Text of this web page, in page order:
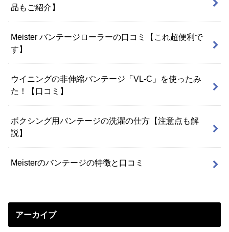
品もご紹介】
Meister バンテージローラーの口コミ【これ超便利で
す】
ウイニングの非伸縮バンテージ「VL-C」を使ったみ
た！【口コミ】
ボクシング用バンテージの洗濯の仕方【注意点も解
説】
Meisterのバンテージの特徴と口コミ
アーカイブ